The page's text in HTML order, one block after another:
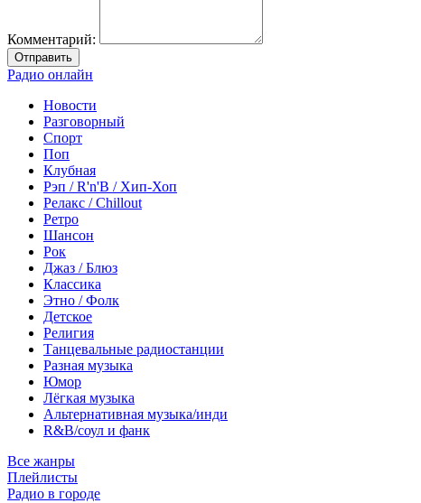
Комментарий:
Отправить
Радио онлайн
Новости
Разговорный
Спорт
Поп
Клубная
Рэп / R'n'B / Хип-Хоп
Релакс / Chillout
Ретро
Шансон
Рок
Джаз / Блюз
Классика
Этно / Фолк
Детское
Религия
Танцевальные радиостанции
Разная музыка
Юмор
Лёгкая музыка
Альтернативная музыка/инди
R&B/cоул и фанк
Все жанры
Плейлисты
Радио в городе